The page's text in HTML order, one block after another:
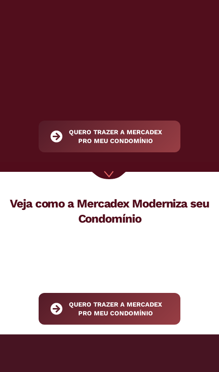
QUERO TRAZER A MERCADEX
PRO MEU CONDOMÍNIO
Veja como a Mercadex Moderniza seu
Condomínio
QUERO TRAZER A MERCADEX
PRO MEU CONDOMÍNIO